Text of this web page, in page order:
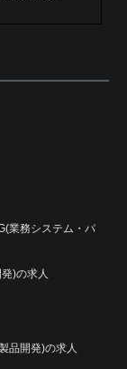
業務システム・パ
)の求人
品開発)の求人